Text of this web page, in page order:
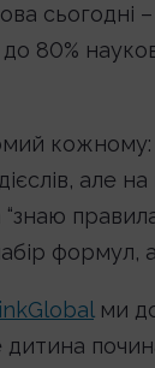
80%
кожному:
але
формул,
ми